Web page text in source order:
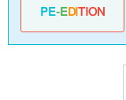
PE-EDITION